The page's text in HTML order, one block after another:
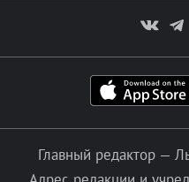
Главный редактор —